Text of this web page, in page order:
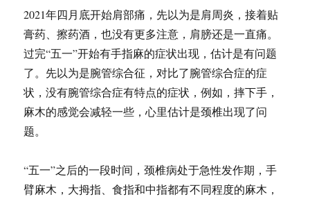
2021年四月底开始肩部痛，先以为是肩周炎，接着贴
膏药、擦药酒，也没有更多注意，肩膀还是一直痛。
过完“五一”开始有手指麻的症状出现，估计是有问题
了。先以为是腕管综合征，对比了腕管综合症的症
状，没有腕管综合症有特点的症状，例如，摔下手，
麻木的感觉会减轻一些，心里估计是颈椎出现了问
题。
“五一”之后的一段时间，颈椎病处于急性发作期，手
臂麻木，大拇指、食指和中指都有不同程度的麻木，